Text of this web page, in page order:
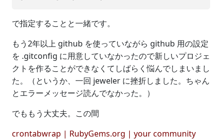
で指定することと一緒です。
もう2年以上 github を使っていながら github 用の設定
を .gitconfig に用意していなかったので新しいプロジェ
クトを作ることができなくてしばらく悩んでしまいまし
た。（というか、一回 jeweler に挫折しました。ちゃん
とエラーメッセージ読んでなかった。）
でももう大丈夫。この間
crontabwrap | RubyGems.org | your community